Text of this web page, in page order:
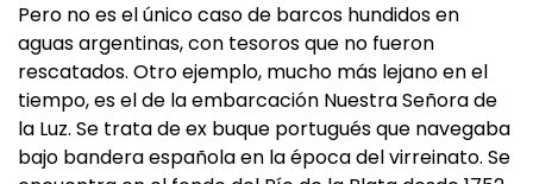
Pero no es el único caso de barcos hundidos en
aguas argentinas, con tesoros que no fueron
rescatados. Otro ejemplo, mucho más lejano en el
tiempo, es el de la embarcación Nuestra Señora de
la Luz. Se trata de ex buque portugués que navegaba
bajo bandera española en la época del virreinato. Se